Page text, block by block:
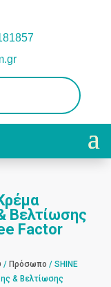
Βελτίωσης
Factor
/Πρόσωπο / SHINE
& Βελτίωσης